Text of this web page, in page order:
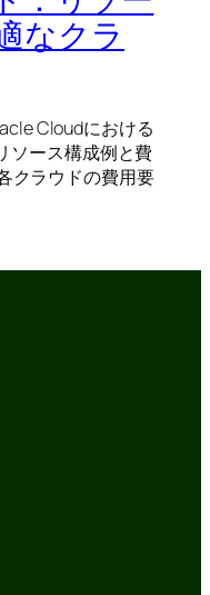
なクラ
Cloudにおける
ソース構成例と費
クラウドの費用要